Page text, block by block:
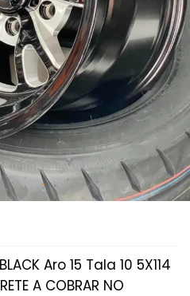
Aro 15 Tala 10 5X114
A COBRAR NO